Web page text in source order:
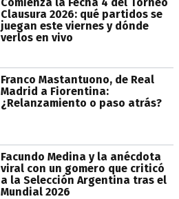
Clausura 2026: qué partidos se
juegan este viernes y dónde
verlos en vivo
Franco Mastantuono, de Real
Madrid a Fiorentina:
¿Relanzamiento o paso atrás?
Facundo Medina y la anécdota
viral con un gomero que criticó
a la Selección Argentina tras el
Mundial 2026